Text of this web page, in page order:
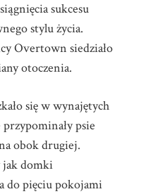
sukcesu
stylu życia.
Overtown siedziało
otoczenia.
się w wynajętych
psie
obok drugiej.
jak domki
do pięciu pokojami